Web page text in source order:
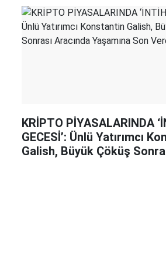
KRİPTO PİYASALARINDA
GECESİ’: Ünlü Yatırımcı
Galish, Büyük Çöküş